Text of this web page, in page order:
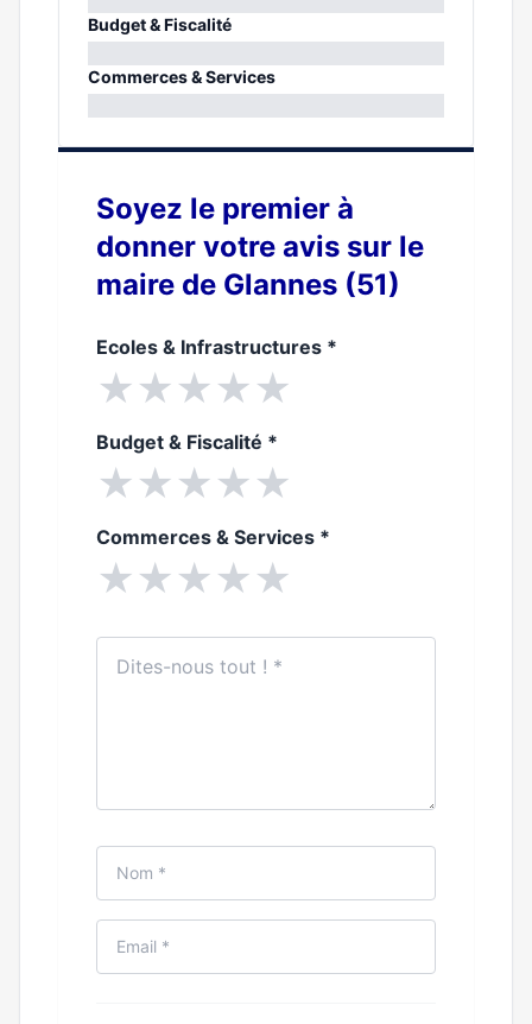
0%
Budget & Fiscalité
0%
Commerces & Services
Soyez le premier à
donner votre avis sur le
maire de Glannes (51)
Ecoles & Infrastructures *
★★★★★
Budget & Fiscalité *
★★★★★
Commerces & Services *
★★★★★